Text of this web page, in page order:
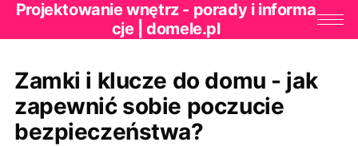
Projektowanie wnętrz - porady i informa
cje | domele.pl
Zamki i klucze do domu - jak
zapewnić sobie poczucie
bezpieczeństwa?